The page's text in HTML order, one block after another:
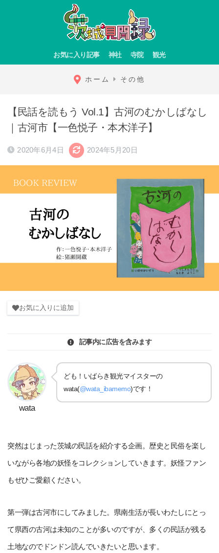
お気に入り記事 神社 寺院 観光
ホーム その他
【民話を読もう Vol.1】古河のむかしばなし
｜古河市【一色悦子・本木洋子】
2020年6月4日 2024年5月20日
お気に入りに追加
記事内に広告を含みます
wata
ども！いばらき観光マイスターの
wata(@wata_ibamemo)です！
突然はじまった茨城の民話を紹介する企画。歴史と民俗を楽し
いながら各地の妖怪をコレクションしていきます。妖怪ファン
もぜひご愛顧ください。
第一弾は古河市にしてみました。県南生活が長いわたしにとっ
て県西の古河は未知のことが多いのですが、多くの民話が残る
土地なのでドンドン読んでいきたいと思います。